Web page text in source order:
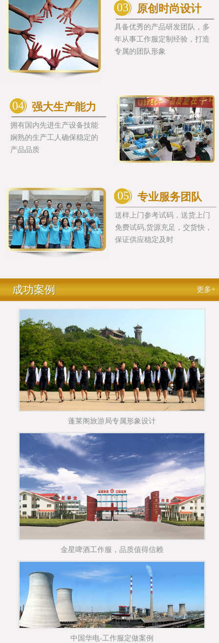
03 原创时尚设计
具备优秀的产品研发团队，多
年从事工作服定制经验，打造
专属的团队形象
04 强大生产能力
拥有国内先进生产设备技能
娴熟的生产工人确保稳定的
产品品质
05 专业服务团队
送样上门参考试码，送货上门
免费试码,货源充足，交货快，
保证供应稳定及时
更多+
成功案例
蓬莱阁旅游局专属形象设计
金星啤酒工作服，品质值得信赖
中国华电-工作服定做案例